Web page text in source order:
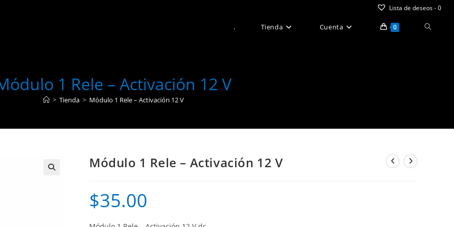
Lista de deseos -0
. Tienda Cuenta 0 Alternar
web
1 Rele – Activación 12 V
> Tienda > Módulo 1 Rele – Activación 12 V
Módulo 1 Rele – Activación 12 V
$35.00